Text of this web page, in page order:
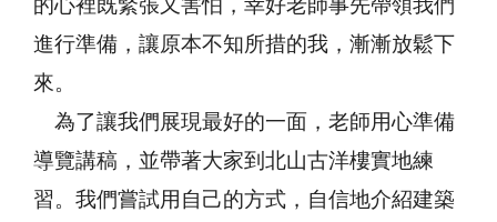
的心裡既緊張又害怕，幸好老師事先帶領我們
進行準備，讓原本不知所措的我，漸漸放鬆下
來。
為了讓我們展現最好的一面，老師用心準備
導覽講稿，並帶著大家到北山古洋樓實地練
習。我們嘗試用自己的方式，自信地介紹建築